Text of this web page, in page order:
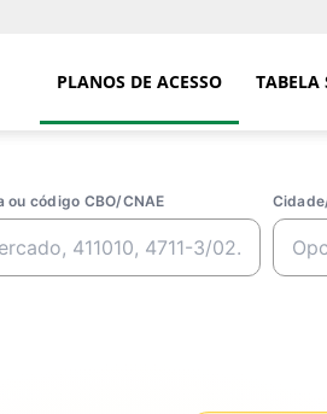
PLANOS DE ACESSO TABELA
código CBO/CNAE